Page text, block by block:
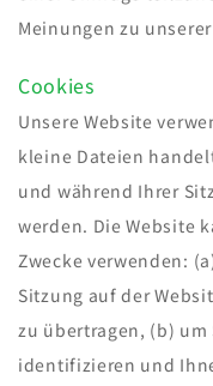
Meinungen zu
Cookies
Unsere Website
kleine Dateien
und während Ihrer
werden. Die Website
Zwecke verwenden:
Sitzung auf der
zu übertragen, (b) um
identifizieren und